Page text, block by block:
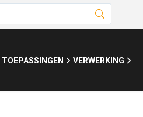
TOEPASSINGEN VERWERKING